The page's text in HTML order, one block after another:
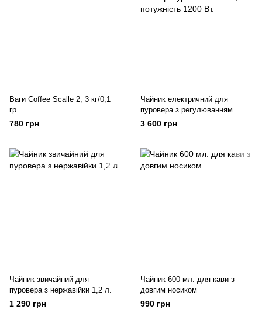
Ваги Coffee Scalle 2, 3 кг/0,1
гр.
780 грн
Чайник електричний для
пуровера з регулюванням
температури. Об*єм 1 л.,
потужність 1200 Вт.
3 600 грн
Чайник звичайний для
пуровера з нержавійки 1,2 л.
1 290 грн
Чайник 600 мл. для кави з
довгим носиком
990 грн